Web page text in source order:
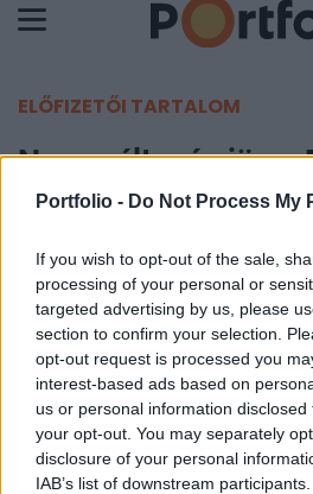
Portfolio - Do Not Process My
If you wish to opt-out of the sale,
processing of your personal or
targeted advertising by us, please
section to confirm your selection.
opt-out request is processed you
interest-based ads based on
us or personal information
your opt-out. You may separately
disclosure of your personal
IAB’s list of downstream
ELŐFIZETŐI TARTALOM
Nagy változás jön a
vezetésében
MTI
2019. június 06. 13:19
Az elnöki és a vezérigazgatói
szétválasztásához
módosításról dönthet az a
amelyet a Mátrai Erőmű Zrt.
21-re - közölte a társaság